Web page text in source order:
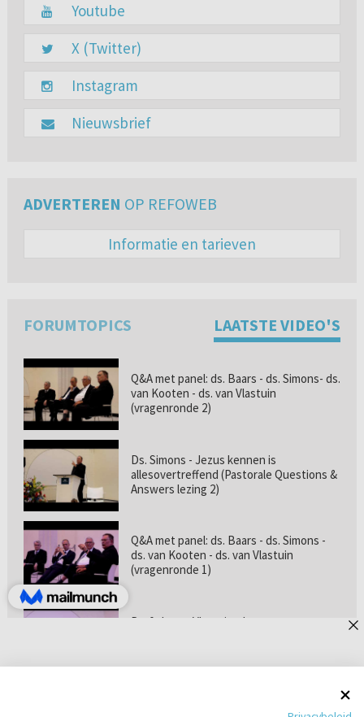
Youtube
X (Twitter)
Instagram
Nieuwsbrief
ADVERTEREN OP REFOWEB
Informatie en tarieven
FORUMTOPICS LAATSTE VIDEO'S
Q&A met panel: ds. Baars - ds. Simons- ds.
van Kooten - ds. van Vlastuin
(vragenronde 2)
Ds. Simons - Jezus kennen is
allesovertreffend (Pastorale Questions &
Answers lezing 2)
Q&A met panel: ds. Baars - ds. Simons -
ds. van Kooten - ds. van Vlastuin
(vragenronde 1)
Prof. dr. van Vlastuin - Is